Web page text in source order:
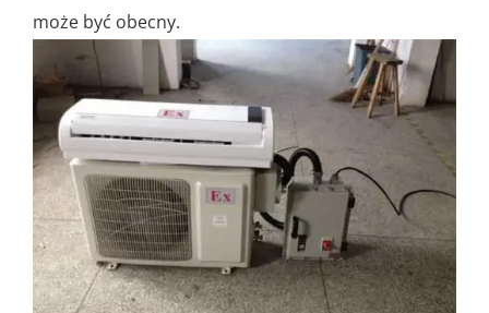
może być obecny.